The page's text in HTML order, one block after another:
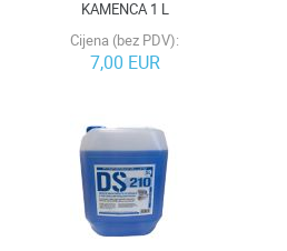
KAMENCA 1 L
Cijena (bez PDV):
7,00 EUR